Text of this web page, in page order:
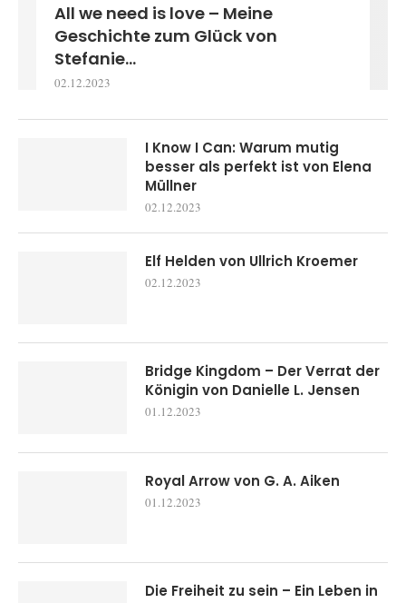
All we need is love – Meine
Geschichte zum Glück von
Stefanie...
02.12.2023
I Know I Can: Warum mutig
besser als perfekt ist von Elena
Müllner
02.12.2023
Elf Helden von Ullrich Kroemer
02.12.2023
Bridge Kingdom – Der Verrat der
Königin von Danielle L. Jensen
01.12.2023
Royal Arrow von G. A. Aiken
01.12.2023
Die Freiheit zu sein – Ein Leben in